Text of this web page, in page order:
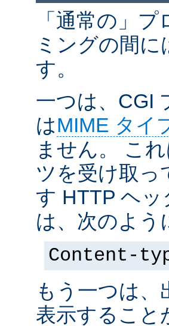
「通常の」
ミングの間
す。
一つは、CGI
はMIME タイ
ません。 こ
ツを受け取っ
す HTTP ヘ
は、次のよう
Content-
もう一つは、
表示すること